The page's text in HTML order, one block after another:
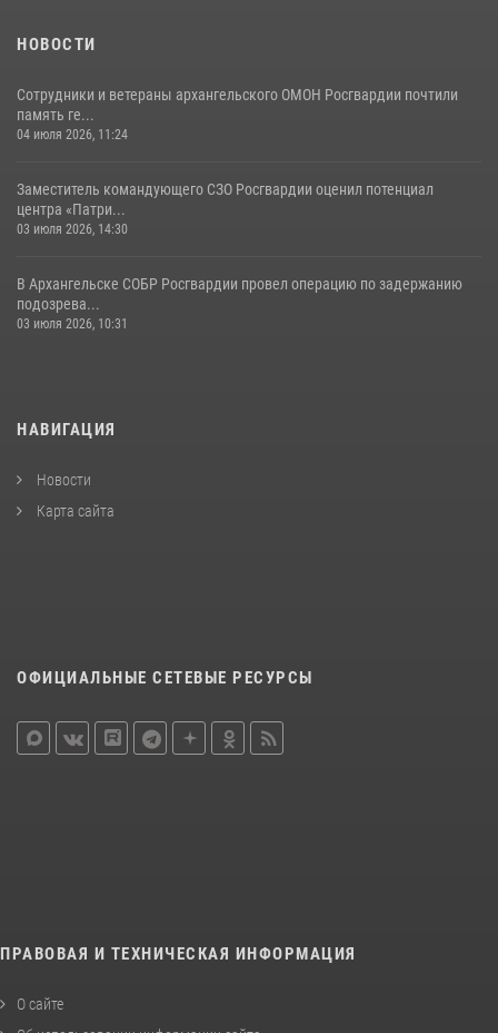
НОВОСТИ
Сотрудники и ветераны архангельского ОМОН Росгвардии почтили
память ге...
04 июля 2026, 11:24
Заместитель командующего СЗО Росгвардии оценил потенциал
центра «Патри...
03 июля 2026, 14:30
В Архангельске СОБР Росгвардии провел операцию по задержанию
подозрева...
03 июля 2026, 10:31
НАВИГАЦИЯ
Новости
Карта сайта
ОФИЦИАЛЬНЫЕ СЕТЕВЫЕ РЕСУРСЫ
ПРАВОВАЯ И ТЕХНИЧЕСКАЯ ИНФОРМАЦИЯ
О сайте